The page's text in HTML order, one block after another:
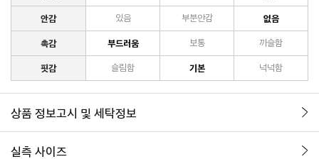
안감 있음 부분안감 없음
촉감 부드러움 보통 까슬함
핏감 슬림함 기본 넉넉함
상품 정보고시 및 세탁정보
실측 사이즈